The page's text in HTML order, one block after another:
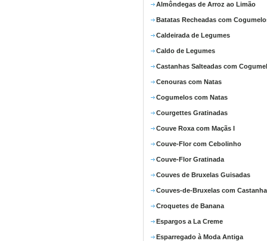
Almôndegas de Arroz ao Limão
Batatas Recheadas com
Caldeirada de Legumes
Caldo de Legumes
Castanhas Salteadas com
Cenouras com Natas
Cogumelos com Natas
Courgettes Gratinadas
Couve Roxa com Maçãs I
Couve-Flor com Cebolinho
Couve-Flor Gratinada
Couves de Bruxelas Guisadas
Couves-de-Bruxelas com
Croquetes de Banana
Espargos a La Creme
Esparregado à Moda Antiga